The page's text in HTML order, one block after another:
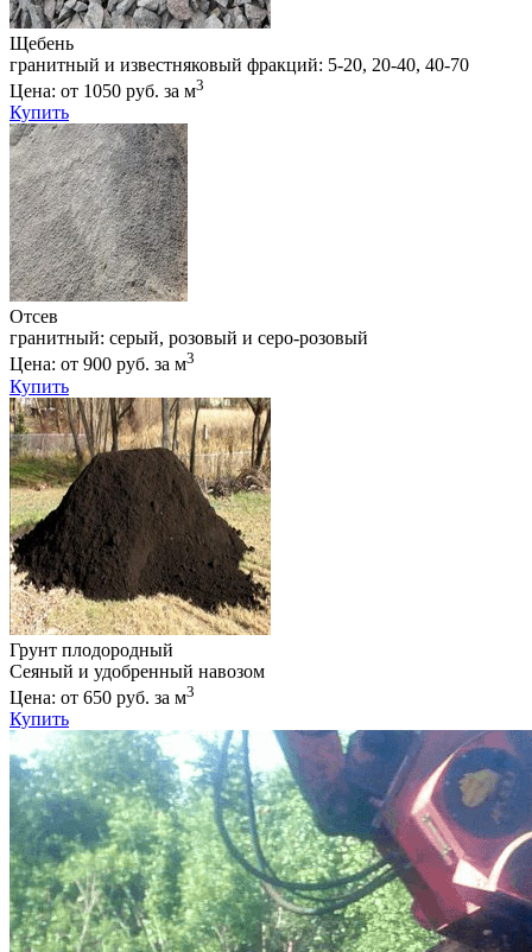
Щебень
гранитный и известняковый фракций: 5-20, 20-40, 40-70
Цена: от 1050 руб. за м3
Купить
Отсев
гранитный: серый, розовый и серо-розовый
Цена: от 900 руб. за м3
Купить
Грунт плодородный
Сеяный и удобренный навозом
Цена: от 650 руб. за м3
Купить